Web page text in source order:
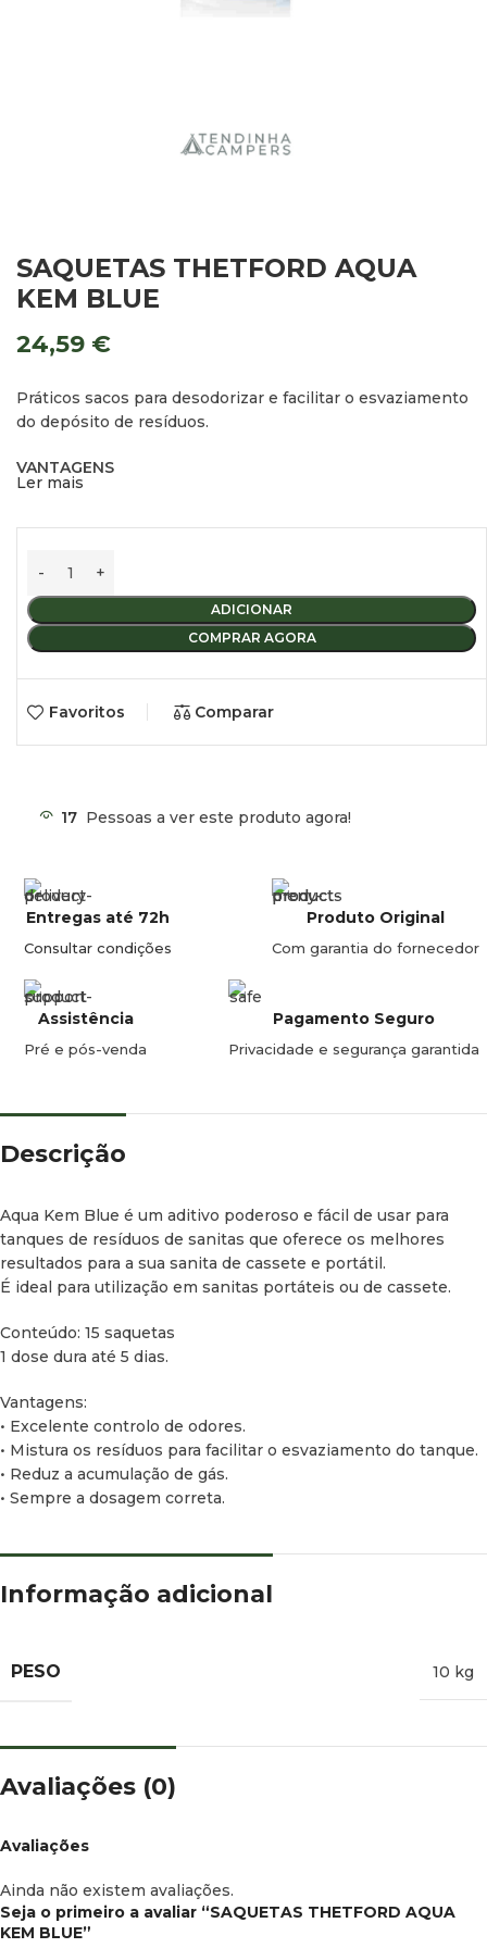
SAQUETAS THETFORD AQUA
KEM BLUE
24,59 €
Práticos sacos para desodorizar e facilitar o esvaziamento
do depósito de resíduos.
VANTAGENS
Controlo excecional dos odores
Dissolve os sólidos para uma eliminação mais fácil
Reduz a libertação de gases
Ler mais
ADICIONAR
COMPRAR AGORA
Favoritos Comparar
17 Pessoas a ver este produto agora!
Entregas até 72h
Consultar condições
Produto Original
Com garantia do fornecedor
Assistência
Pré e pós-venda
Pagamento Seguro
Privacidade e segurança garantida
Descrição
Aqua Kem Blue é um aditivo poderoso e fácil de usar para
tanques de resíduos de sanitas que oferece os melhores
resultados para a sua sanita de cassete e portátil.
É ideal para utilização em sanitas portáteis ou de cassete.
Conteúdo: 15 saquetas
1 dose dura até 5 dias.
Vantagens:
• Excelente controlo de odores.
• Mistura os resíduos para facilitar o esvaziamento do tanque.
• Reduz a acumulação de gás.
• Sempre a dosagem correta.
Informação adicional
PESO 10 kg
Avaliações (0)
Avaliações
Ainda não existem avaliações.
Seja o primeiro a avaliar “SAQUETAS THETFORD AQUA
KEM BLUE”